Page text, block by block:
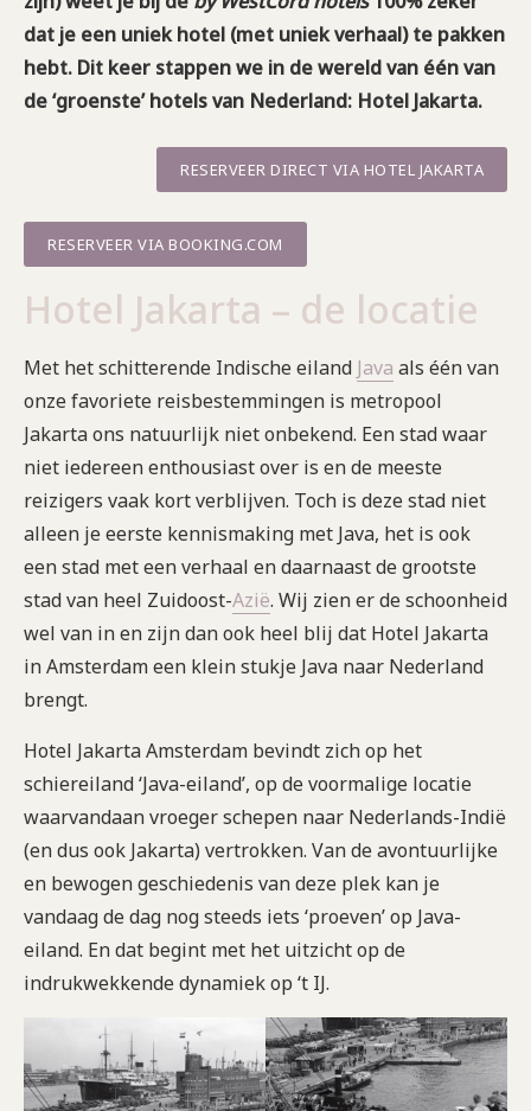
dat je een uniek hotel (met uniek verhaal) te pakken
hebt. Dit keer stappen we in de wereld van één van
de ‘groenste’ hotels van Nederland: Hotel Jakarta.
RESERVEER DIRECT VIA HOTEL JAKARTA
RESERVEER VIA BOOKING.COM
Hotel Jakarta – de locatie
Met het schitterende Indische eiland Java als één van
onze favoriete reisbestemmingen is metropool
Jakarta ons natuurlijk niet onbekend. Een stad waar
niet iedereen enthousiast over is en de meeste
reizigers vaak kort verblijven. Toch is deze stad niet
alleen je eerste kennismaking met Java, het is ook
een stad met een verhaal en daarnaast de grootste
stad van heel Zuidoost-Azië. Wij zien er de schoonheid
wel van in en zijn dan ook heel blij dat Hotel Jakarta
in Amsterdam een klein stukje Java naar Nederland
brengt.
Hotel Jakarta Amsterdam bevindt zich op het
schiereiland ‘Java-eiland’, op de voormalige locatie
waarvandaan vroeger schepen naar Nederlands-Indië
(en dus ook Jakarta) vertrokken. Van de avontuurlijke
en bewogen geschiedenis van deze plek kan je
vandaag de dag nog steeds iets ‘proeven’ op Java-
eiland. En dat begint met het uitzicht op de
indrukwekkende dynamiek op ‘t IJ.